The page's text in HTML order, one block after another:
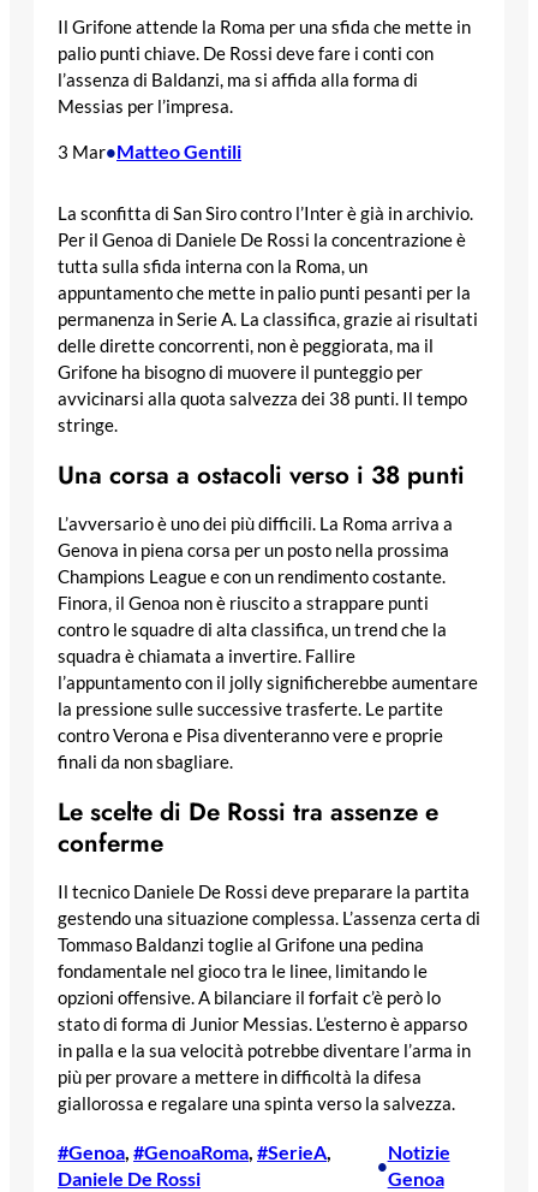
Il Grifone attende la Roma per una sfida che mette in
palio punti chiave. De Rossi deve fare i conti con
l’assenza di Baldanzi, ma si affida alla forma di
Messias per l’impresa.
3 Mar•Matteo Gentili
La sconfitta di San Siro contro l’Inter è già in archivio.
Per il Genoa di Daniele De Rossi la concentrazione è
tutta sulla sfida interna con la Roma, un
appuntamento che mette in palio punti pesanti per la
permanenza in Serie A. La classifica, grazie ai risultati
delle dirette concorrenti, non è peggiorata, ma il
Grifone ha bisogno di muovere il punteggio per
avvicinarsi alla quota salvezza dei 38 punti. Il tempo
stringe.
Una corsa a ostacoli verso i 38 punti
L’avversario è uno dei più difficili. La Roma arriva a
Genova in piena corsa per un posto nella prossima
Champions League e con un rendimento costante.
Finora, il Genoa non è riuscito a strappare punti
contro le squadre di alta classifica, un trend che la
squadra è chiamata a invertire. Fallire
l’appuntamento con il jolly significherebbe aumentare
la pressione sulle successive trasferte. Le partite
contro Verona e Pisa diventeranno vere e proprie
finali da non sbagliare.
Le scelte di De Rossi tra assenze e
conferme
Il tecnico Daniele De Rossi deve preparare la partita
gestendo una situazione complessa. L’assenza certa di
Tommaso Baldanzi toglie al Grifone una pedina
fondamentale nel gioco tra le linee, limitando le
opzioni offensive. A bilanciare il forfait c’è però lo
stato di forma di Junior Messias. L’esterno è apparso
in palla e la sua velocità potrebbe diventare l’arma in
più per provare a mettere in difficoltà la difesa
giallorossa e regalare una spinta verso la salvezza.
#Genoa, #GenoaRoma, #SerieA
Daniele De Rossi
•
Notizie
Genoa